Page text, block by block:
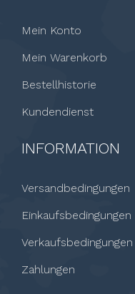
Mein Konto
Mein Warenkorb
Bestellhistorie
Kundendienst
INFORMATION
Versandbedingungen
Einkaufsbedingungen
Verkaufsbedingungen
Zahlungen